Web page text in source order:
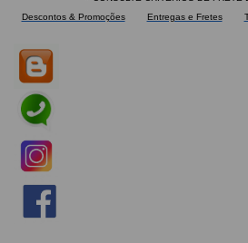
Descontos & Promoções
Entregas e Fretes